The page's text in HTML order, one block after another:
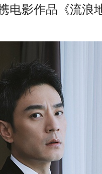
电影作品《流浪